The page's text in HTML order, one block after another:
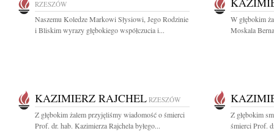
RZESZÓW
Naszemu Koledze Markowi Słysiowi, Jego Rodzinie
i Bliskim wyrazy głębokiego współczucia i...
W głębokim
Moskala
KAZIMIERZ RAJCHEL RZESZÓW
Z głębokim żalem przyjęliśmy wiadomość o śmierci
Prof. dr. hab. Kazimierza Rajchela byłego...
Z głębokim
śmierci Prof.